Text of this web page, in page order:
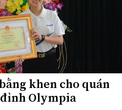
khen cho quán
Olympia